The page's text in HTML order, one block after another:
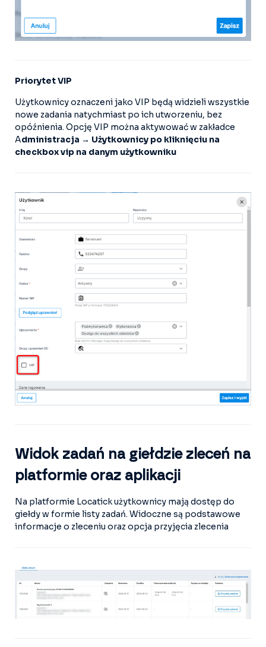
Priorytet VIP
Użytkownicy oznaczeni jako VIP będą widzieli wszystkie
nowe zadania natychmiast po ich utworzeniu, bez
opóźnienia. Opcję VIP można aktywować w zakładce
Administracja → Użytkownicy po kliknięciu na
checkbox vip na danym użytkowniku
Widok zadań na giełdzie zleceń na
platformie oraz aplikacji
Na platformie Locatick użytkownicy mają dostęp do
giełdy w formie listy zadań. Widoczne są podstawowe
informacje o zleceniu oraz opcja przyjęcia zlecenia